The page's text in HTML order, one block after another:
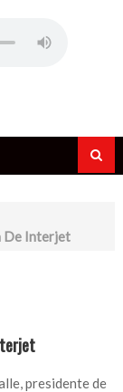
De Interjet
presidente de